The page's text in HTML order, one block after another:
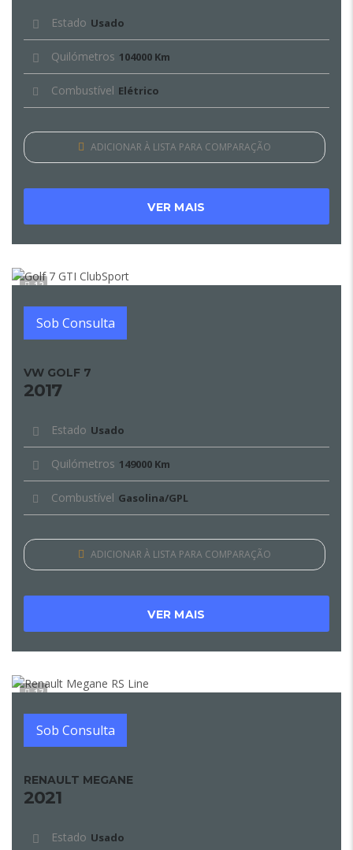
Estado Usado
Quilómetros 104000 Km
Combustível Elétrico
ADICIONAR À LISTA PARA COMPARAÇÃO
VER MAIS
12
Sob Consulta
VW GOLF 7
2017
Estado Usado
Quilómetros 149000 Km
Combustível Gasolina/GPL
ADICIONAR À LISTA PARA COMPARAÇÃO
VER MAIS
17
Sob Consulta
RENAULT MEGANE
2021
Estado Usado